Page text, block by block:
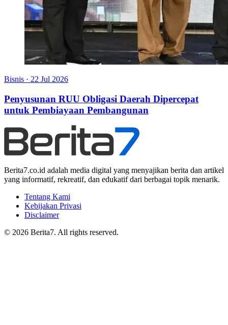
Bisnis · 22 Jul 2026
Penyusunan RUU Obligasi Daerah Dipercepat
untuk Pembiayaan Pembangunan
Berita7.co.id adalah media digital yang menyajikan berita dan artikel
yang informatif, rekreatif, dan edukatif dari berbagai topik menarik.
Tentang Kami
Kebijakan Privasi
Disclaimer
© 2026 Berita7. All rights reserved.